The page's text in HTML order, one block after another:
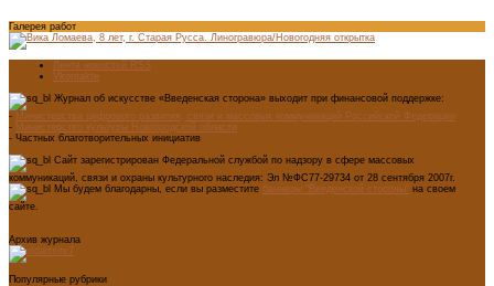
Галерея работ
Лента новостей RSS
Vkontakte
Журнал об искусстве «Введенская сторона» выходит при финансовой поддержке:
- Министерства цифрового развития, связи и массовых коммуникаций Российской Федерации
- Министерство культуры Новгородской области
- Частных благотворительных инициатив
Сайт зарегистрирован Федеральной службой по надзору в сфере массовых
коммуникаций, связи и охраны культурного наследия: Эл №ФС77-29734 от 28 сентября 2007г.
Мы будем благодарны, если вы разместите баннеры "Введенской стороны" на своем
сайте.
Архив журнала
Популярные рубрики